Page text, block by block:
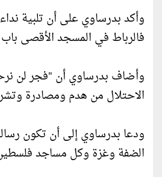
وأكد بدرساوي على أن تلبية
فالرباط في المسجد الأقصى
وأضاف بدرساوي أن "فجر لن
الاحتلال من هدم ومصادرة
ودعا بدرساوي إلى أن تكون
الضفة وغزة وكل مساجد